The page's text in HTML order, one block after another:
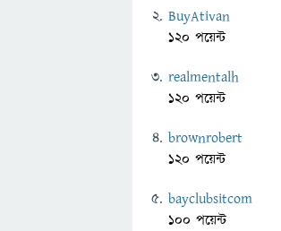
BuyAtivan
120 পয়েন্ট
realmentalh
120 পয়েন্ট
brownrobert
120 পয়েন্ট
bayclubsitcom
100 পয়েন্ট